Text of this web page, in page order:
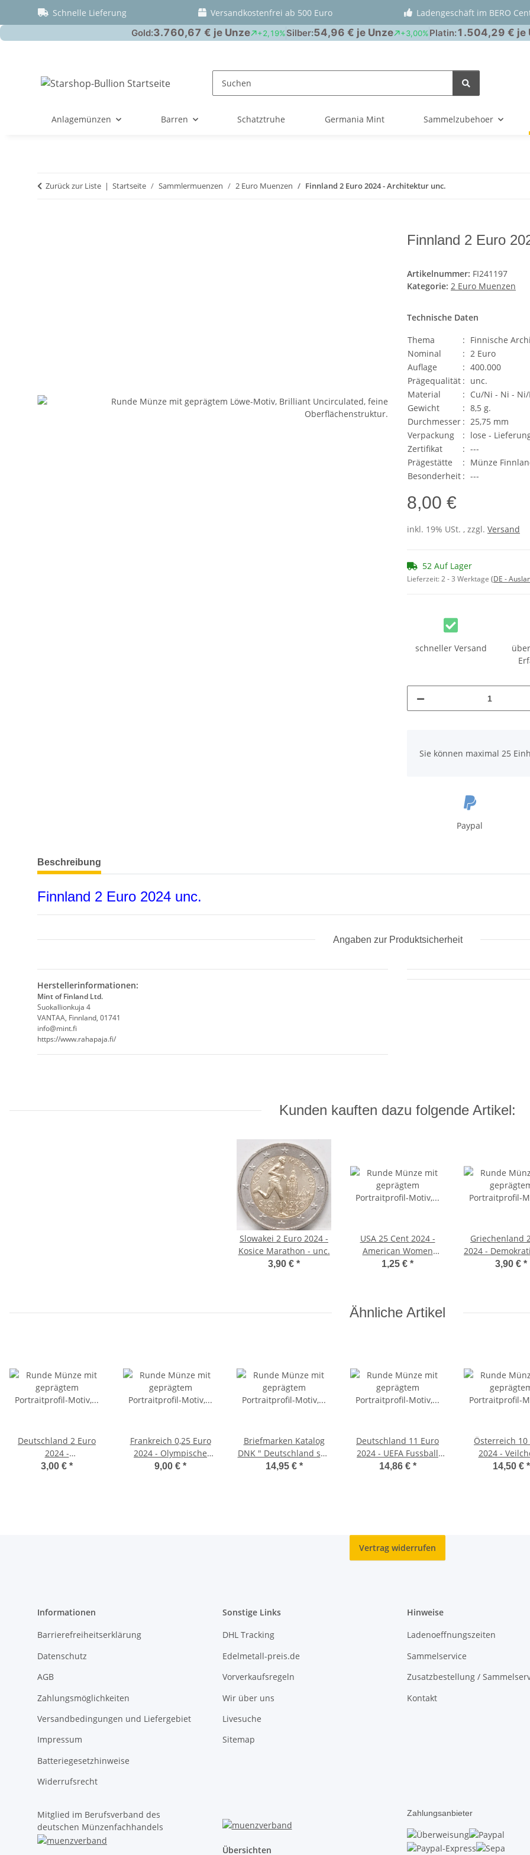
Schnelle Lieferung Versandkostenfrei ab 500 Euro Ladengeschäft im BERO
Anlagemünzen Barren Schatztruhe Germania Mint Sammelzubehoer
Zurück zur Liste Startseite Sammlermuenzen 2 Euro Muenzen Finnland 2 Euro 2024 - Architektur unc.
Finnland 2 Euro
Artikelnummer: FI241197
Kategorie: 2 Euro Muenzen
Technische Daten
Thema
: Finnische
Nominal
: 2 Euro
Auflage
: 400.000
Prägequalität : unc.
Material
: Cu/Ni - Ni -
Gewicht
: 8,5 g.
Durchmesser : 25,75 mm
Verpackung
: lose -
Zertifikat
: ---
Prägestätte
: Münze
Besonderheit : ---
8,00 €
inkl. 19% USt. , zzgl. Versand
52 Auf Lager
Lieferzeit:2 - 3 Werktage (DE -
schneller Versand
Sie können maximal 25
Paypal
weitere Registerkarten anzeigen
Beschreibung
Finnland 2 Euro 2024 unc.
Angaben zur Produktsicherheit
Herstellerinformationen:
Mint of Finland Ltd.
Suokallionkuja 4
VANTAA, Finnland, 01741
info@mint.fi
https://www.rahapaja.fi/
Kunden kauften dazu folgende Artikel:
Slowakei 2 Euro 2024 -
Kosice Marathon - unc.
3,90 € *
USA 25 Cent 2024 -
American Women
Quarter #9 - Celia Cruz
1,25 € *
Griechenland
2024 -
3,90 € *
Ähnliche Artikel
Deutschland 2 Euro
2024 -
Paulskirchenverfassung
3,00 € *
Frankreich 0,25 Euro
2024 - Olympische
Spiele Paris - Fackellauf
9,00 € *
Briefmarken Katalog
DNK " Deutschland seit
1849" 2024
14,95 € *
Deutschland 11 Euro
2024 - UEFA Fussball
EM*
14,86 € *
Österreich 10
2024 -
Kupfer
14,50 € *
Vertrag widerrufen
Informationen
Barrierefreiheitserklärung
Datenschutz
AGB
Zahlungsmöglichkeiten
Versandbedingungen und Liefergebiet
Impressum
Batteriegesetzhinweise
Widerrufsrecht
Sonstige Links
DHL Tracking
Edelmetall-preis.de
Vorverkaufsregeln
Wir über uns
Livesuche
Sitemap
Hinweise
Ladenoeffnungszeiten
Sammelservice
Zusatzbestellung /
Kontakt
Mitglied im Berufsverband des
deutschen Münzenfachhandels
Übersichten
Zahlungsanbieter